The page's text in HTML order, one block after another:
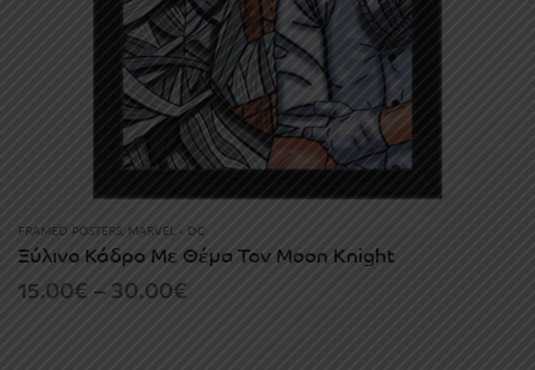
FRAMED POSTERS, MARVEL - DC
Ξύλινο Κάδρο Με Θέμα Τον Moon Knight
15.00€–30.00€